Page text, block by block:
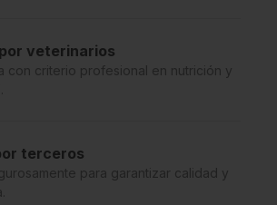
veterinarios
con criterio profesional en nutrición y
terceros
para garantizar calidad y